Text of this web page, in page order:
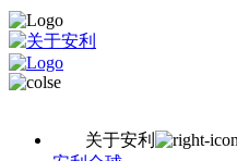
关于安利